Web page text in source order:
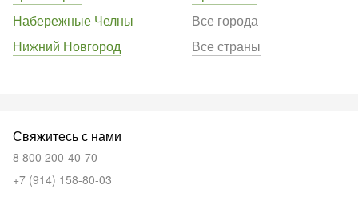
Набережные Челны
Нижний Новгород
Все города
Все страны
Свяжитесь с нами
8 800 200-40-70
+7 (914) 158-80-03